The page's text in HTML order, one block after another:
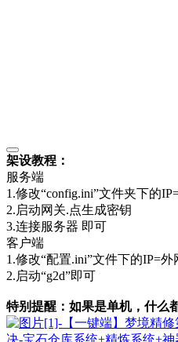
架设教程：
服务端
1.修改“config.ini”文件夹下的
2.启动网关.点生成密钥
3.连接服务器 即可
客户端
1.修改“配置.ini”文件下的IP=外
2.启动“g2d”即可
特别提醒：如果是单机，什么